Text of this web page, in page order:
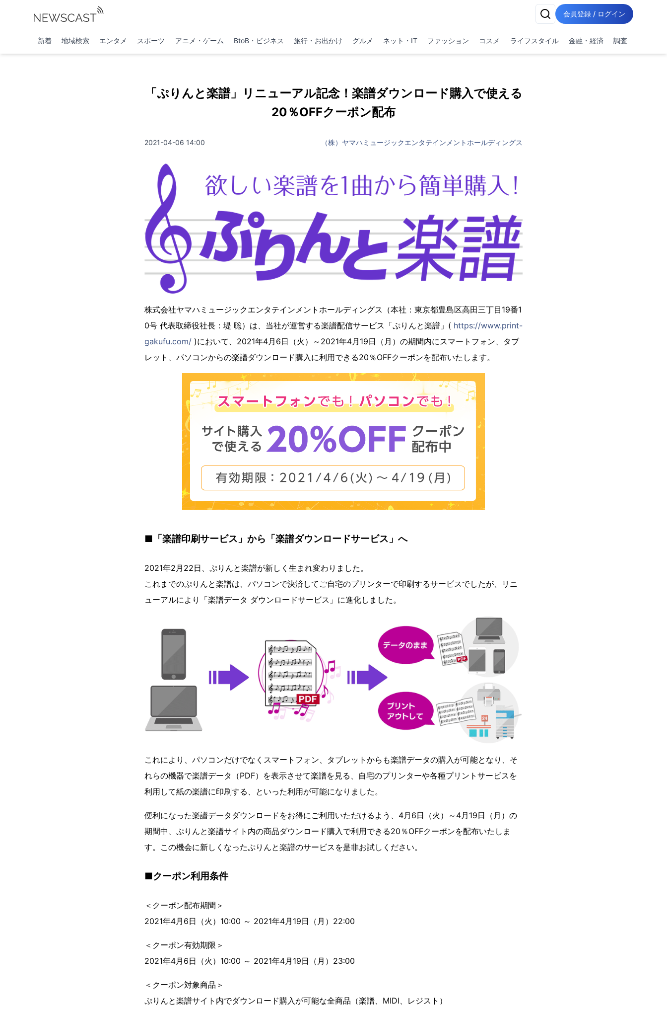
会員登録 / ログイン
新着 地域検索 エンタメ スポーツ アニメ・ゲーム BtoB・ビジネス 旅行・お出かけ グルメ ネット・IT ファッション コスメ ライフスタイル 金融・経済 調査
「ぷりんと楽譜」リニューアル記念！楽譜ダウンロード購入で使える
20％OFFクーポン配布
2021-04-06 14:00 （株）ヤマハミュージックエンタテインメントホールディングス
株式会社ヤマハミュージックエンタテインメントホールディングス（本社：東京都豊島区高田三丁目19番1
0号 代表取締役社長：堤 聡）は、当社が運営する楽譜配信サービス「ぷりんと楽譜」( https://www.print-
gakufu.com/ )において、2021年4月6日（火）～2021年4月19日（月）の期間内にスマートフォン、タブ
レット、パソコンからの楽譜ダウンロード購入に利用できる20％OFFクーポンを配布いたします。
■「楽譜印刷サービス」から「楽譜ダウンロードサービス」へ
2021年2月22日、ぷりんと楽譜が新しく生まれ変わりました。
これまでのぷりんと楽譜は、パソコンで決済してご自宅のプリンターで印刷するサービスでしたが、リニ
ューアルにより「楽譜データ ダウンロードサービス」に進化しました。
これにより、パソコンだけでなくスマートフォン、タブレットからも楽譜データの購入が可能となり、そ
れらの機器で楽譜データ（PDF）を表示させて楽譜を見る、自宅のプリンターや各種プリントサービスを
利用して紙の楽譜に印刷する、といった利用が可能になりました。
便利になった楽譜データダウンロードをお得にご利用いただけるよう、4月6日（火）～4月19日（月）の
期間中、ぷりんと楽譜サイト内の商品ダウンロード購入で利用できる20％OFFクーポンを配布いたしま
す。この機会に新しくなったぷりんと楽譜のサービスを是非お試しください。
■クーポン利用条件
＜クーポン配布期間＞
2021年4月6日（火）10:00 ～ 2021年4月19日（月）22:00
＜クーポン有効期限＞
2021年4月6日（火）10:00 ～ 2021年4月19日（月）23:00
＜クーポン対象商品＞
ぷりんと楽譜サイト内でダウンロード購入が可能な全商品（楽譜、MIDI、レジスト）